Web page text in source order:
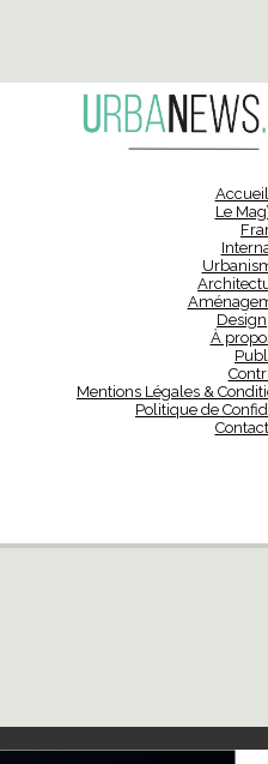
Accueil
Le Mag’
Design
À
Mentions Légales &
Politique de
Contact